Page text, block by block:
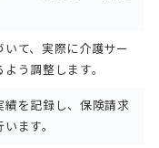
いて、実際に介護サー
う調整します。
績を記録し、保険請求
ます。